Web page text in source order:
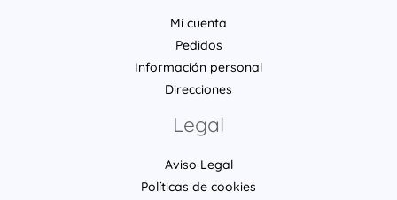
Mi cuenta
Pedidos
Información personal
Direcciones
Legal
Aviso Legal
Políticas de cookies